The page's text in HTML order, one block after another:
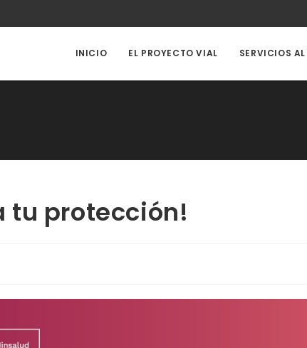
INICIO EL PROYECTO VIAL SERVICIOS
tu protección!